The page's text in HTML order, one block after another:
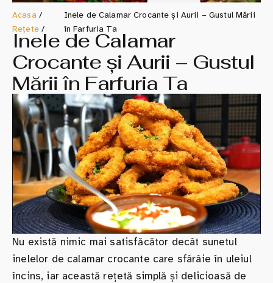
Acasa/
Rețete/
Inele de Calamar Crocante și Aurii – Gustul Mării
în Farfuria Ta
Inele de Calamar
Crocante și Aurii – Gustul
Mării în Farfuria Ta
Nu există nimic mai satisfăcător decât sunetul
inelelor de calamar crocante care sfârâie în uleiul
încins, iar această rețetă simplă și delicioasă de